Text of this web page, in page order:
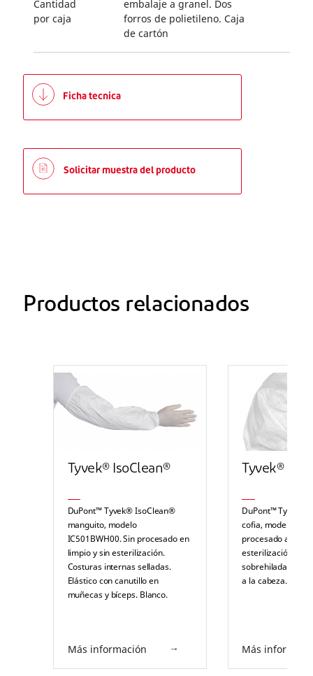
Cantidad
por caja
embalaje a granel. Dos
forros de polietileno. Caja
de cartón
Ficha tecnica
Solicitar muestra del producto
Productos relacionados
Tyvek® IsoClean®
DuPont™ Tyvek® IsoClean®
manguito, modelo
IC501BWH00. Sin procesado en
limpio y sin esterilización.
Costuras internas selladas.
Elástico con canutillo en
muñecas y bíceps. Blanco.
Más información
Tyvek®
DuPont™ Tyvek®
cofia, modelo
procesado a
esterilización.
sobrehiladas.
a la cabeza.
Más